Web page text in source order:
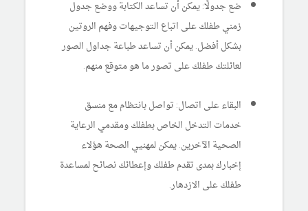
ضع جدولًا: يمكن أن تساعد الكتابة ووضع جدول
زمني طفلك على اتباع التوجيهات وفهم الروتين
بشكل أفضل. يمكن أن تساعد طباعة جداول الصور
لعائلتك طفلك على تصور ما هو متوقع منهم.
البقاء على اتصال: تواصل بانتظام مع منسق
خدمات التدخل الخاص بطفلك ومقدمي الرعاية
الصحية الآخرين. يمكن لمهنيي الصحة هؤلاء
إخبارك بمدى تقدم طفلك وإعطائك نصائح لمساعدة
طفلك على الازدهار.